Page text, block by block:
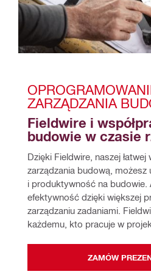
ZARZĄDZANIA
Fieldwire i
budowie w czasie
Dzięki Fieldwire, naszej
zarządzania budową,
i produktywność na budowie.
efektywność dzięki większej
zarządzaniu zadaniami.
każdemu, kto pracuje w
ZAMÓW